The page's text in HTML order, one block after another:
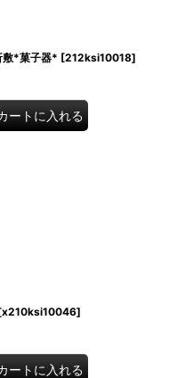
*菓子器* [212ksi10018]
ートに入れる
x210ksi10046]
ートに入れる